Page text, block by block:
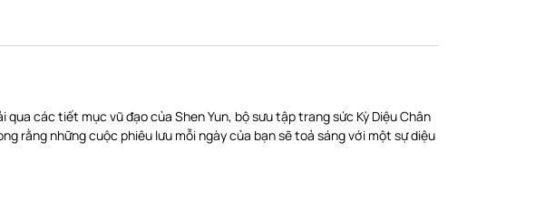
các tiết mục vũ đạo của Shen Yun, bộ sưu tập trang sức Kỳ Diệu Chân
rằng những cuộc phiêu lưu mỗi ngày của bạn sẽ toả sáng với một sự diệu